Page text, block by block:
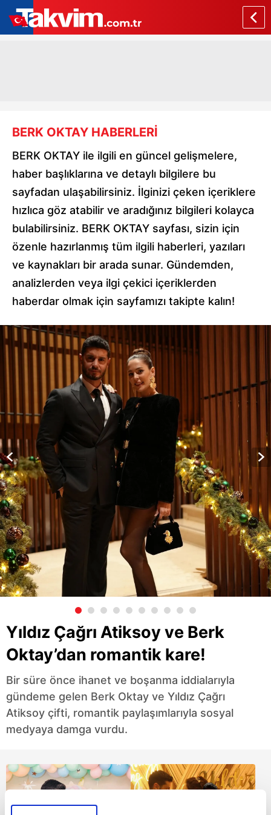
BERK OKTAY HABERLERİ
BERK OKTAY ile ilgili en güncel gelişmelere,
haber başlıklarına ve detaylı bilgilere bu
sayfadan ulaşabilirsiniz. İlginizi çeken içeriklere
hızlıca göz atabilir ve aradığınız bilgileri kolayca
bulabilirsiniz. BERK OKTAY sayfası, sizin için
özenle hazırlanmış tüm ilgili haberleri, yazıları
ve kaynakları bir arada sunar. Gündemden,
analizlerden veya ilgi çekici içeriklerden
haberdar olmak için sayfamızı takipte kalın!
Yıldız Çağrı Atiksoy ve Berk
Oktay’dan romantik kare!
Bir süre önce ihanet ve boşanma iddialarıyla
gündeme gelen Berk Oktay ve Yıldız Çağrı
Atiksoy çifti, romantik paylaşımlarıyla sosyal
medyaya damga vurdu.